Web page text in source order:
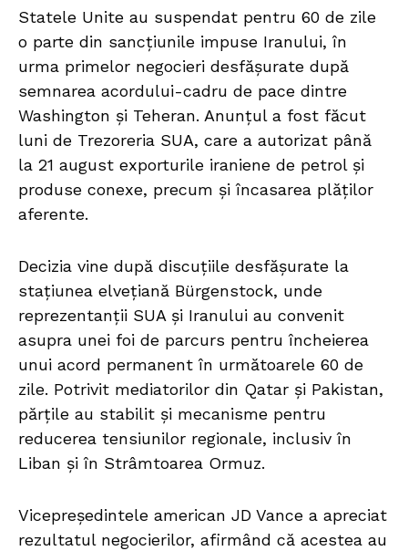
Statele Unite au suspendat pentru 60 de zile
o parte din sancțiunile impuse Iranului, în
urma primelor negocieri desfășurate după
semnarea acordului-cadru de pace dintre
Washington și Teheran. Anunțul a fost făcut
luni de Trezoreria SUA, care a autorizat până
la 21 august exporturile iraniene de petrol și
produse conexe, precum și încasarea plăților
aferente.
Decizia vine după discuțiile desfășurate la
stațiunea elvețiană Bürgenstock, unde
reprezentanții SUA și Iranului au convenit
asupra unei foi de parcurs pentru încheierea
unui acord permanent în următoarele 60 de
zile. Potrivit mediatorilor din Qatar și Pakistan,
părțile au stabilit și mecanisme pentru
reducerea tensiunilor regionale, inclusiv în
Liban și în Strâmtoarea Ormuz.
Vicepreședintele american JD Vance a apreciat
rezultatul negocierilor, afirmând că acestea au